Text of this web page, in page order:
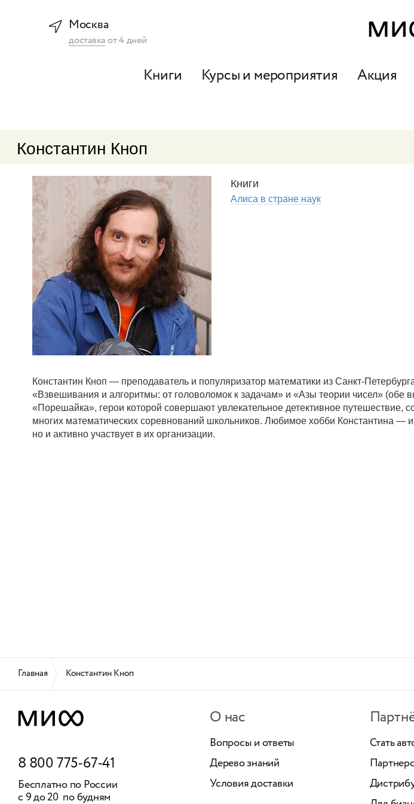
Москва
доставкаот4дней
Книги Курсы и мероприятия Акция
Константин Кноп
Книги
Алиса в стране наук
Константин Кноп — преподаватель и популяризатор математики из Санкт-
«Взвешивания и алгоритмы: от головоломок к задачам» и «Азы теории чисел»
«Порешайка», герои которой совершают увлекательное детективное
многих математических соревнований школьников. Любимое хобби Константина —
но и активно участвует в их организации.
Главная Константин Кноп
8 800 775-67-41
Бесплатно по России
с 9 до 20 по будням
О нас
Вопросы и ответы
Дерево знаний
Условия доставки
Стать